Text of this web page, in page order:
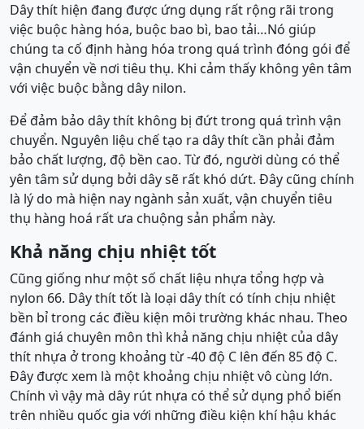
Dây thít hiện đang được ứng dụng rất rộng rãi trong
việc buộc hàng hóa, buộc bao bì, bao tải…Nó giúp
chúng ta cố định hàng hóa trong quá trình đóng gói để
vận chuyển về nơi tiêu thụ. Khi cảm thấy không yên tâm
với việc buộc bằng dây nilon.
Để đảm bảo dây thít không bị đứt trong quá trình vận
chuyển. Nguyên liệu chế tạo ra dây thít cần phải đảm
bảo chất lượng, độ bền cao. Từ đó, người dùng có thể
yên tâm sử dụng bởi dây sẽ rất khó dứt. Đây cũng chính
là lý do mà hiện nay ngành sản xuất, vận chuyển tiêu
thụ hàng hoá rất ưa chuộng sản phẩm này.
Khả năng chịu nhiệt tốt
Cũng giống như một số chất liệu nhựa tổng hợp và
nylon 66. Dây thít tốt là loại dây thít có tính chịu nhiệt
bền bỉ trong các điều kiện môi trường khác nhau. Theo
đánh giá chuyên môn thì khả năng chịu nhiệt của dây
thít nhựa ở trong khoảng từ -40 độ C lên đến 85 độ C.
Đây được xem là một khoảng chịu nhiệt vô cùng lớn.
Chính vì vậy mà dây rút nhựa có thể sử dụng phổ biến
trên nhiều quốc gia với những điều kiện khí hậu khác